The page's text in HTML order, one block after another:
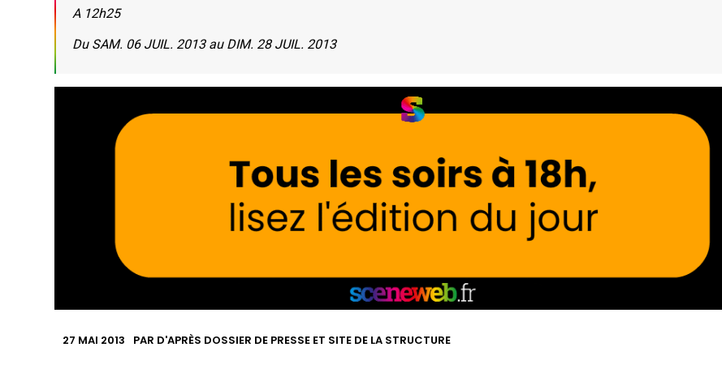
A 12h25
Du SAM. 06 JUIL. 2013 au DIM. 28 JUIL. 2013
27 MAI 2013 PAR D'APRÈS DOSSIER DE PRESSE ET SITE DE LA STRUCTURE